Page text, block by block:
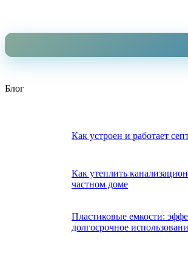
Блог
Как устроен и работает
Как утеплить
частном доме
Пластиковые емкости:
долгосрочное